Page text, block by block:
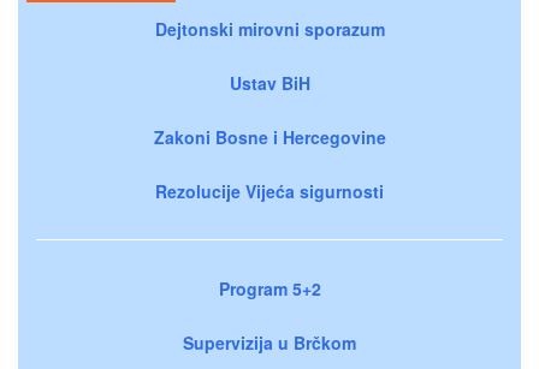
Dejtonski mirovni sporazum
Ustav BiH
Zakoni Bosne i Hercegovine
Rezolucije Vijeća sigurnosti
Program 5+2
Supervizija u Brčkom